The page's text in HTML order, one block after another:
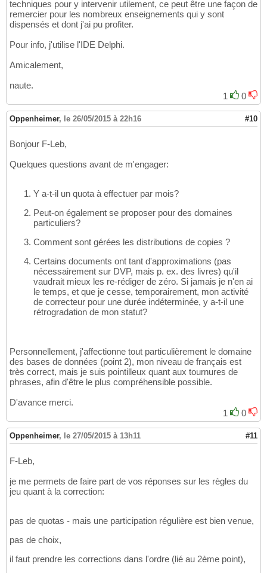
techniques pour y intervenir utilement, ce peut être une façon de
remercier pour les nombreux enseignements qui y sont
dispensés et dont j'ai pu profiter.
Pour info, j'utilise l'IDE Delphi.
Amicalement,
naute.
1
0
Oppenheimer, le 26/05/2015 à 22h16 #10
Bonjour F-Leb,
Quelques questions avant de m'engager:
Y a-t-il un quota à effectuer par mois?
Peut-on également se proposer pour des domaines
particuliers?
Comment sont gérées les distributions de copies ?
Certains documents ont tant d'approximations (pas
nécessairement sur DVP, mais p. ex. des livres) qu'il
vaudrait mieux les re-rédiger de zéro. Si jamais je n'en ai
le temps, et que je cesse, temporairement, mon activité
de correcteur pour une durée indéterminée, y a-t-il une
rétrogradation de mon statut?
Personnellement, j'affectionne tout particulièrement le domaine
des bases de données (point 2), mon niveau de français est
très correct, mais je suis pointilleux quant aux tournures de
phrases, afin d'être le plus compréhensible possible.
D'avance merci.
1
0
Oppenheimer, le 27/05/2015 à 13h11 #11
F-Leb,
je me permets de faire part de vos réponses sur les règles du
jeu quant à la correction:
pas de quotas - mais une participation régulière est bien venue,
pas de choix,
il faut prendre les corrections dans l'ordre (lié au 2ème point),